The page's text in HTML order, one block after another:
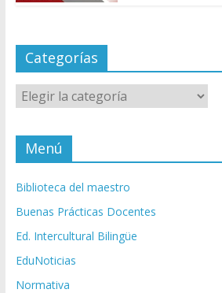
Categorías
Categorías
Menú
Biblioteca del maestro
Buenas Prácticas Docentes
Ed. Intercultural Bilingüe
EduNoticias
Normativa